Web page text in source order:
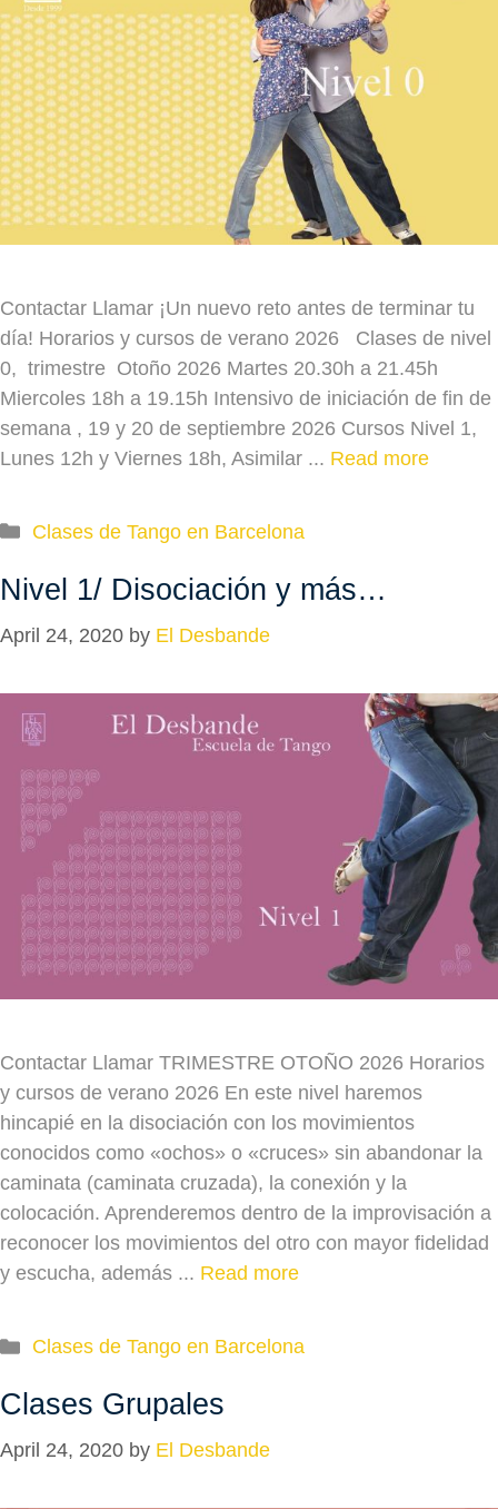
Contactar Llamar ¡Un nuevo reto antes de terminar tu
día! Horarios y cursos de verano 2026 Clases de nivel
0, trimestre Otoño 2026 Martes 20.30h a 21.45h
Miercoles 18h a 19.15h Intensivo de iniciación de fin de
semana , 19 y 20 de septiembre 2026 Cursos Nivel 1,
Lunes 12h y Viernes 18h, Asimilar ... Read more
Categories
Clases de Tango en Barcelona
Nivel 1/ Disociación y más…
April 24, 2020 by El Desbande
Contactar Llamar TRIMESTRE OTOÑO 2026 Horarios
y cursos de verano 2026 En este nivel haremos
hincapié en la disociación con los movimientos
conocidos como «ochos» o «cruces» sin abandonar la
caminata (caminata cruzada), la conexión y la
colocación. Aprenderemos dentro de la improvisación a
reconocer los movimientos del otro con mayor fidelidad
y escucha, además ... Read more
Categories
Clases de Tango en Barcelona
Clases Grupales
April 24, 2020 by El Desbande